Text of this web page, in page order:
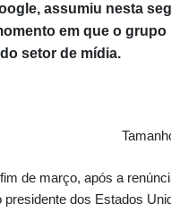
assumiu nesta
em que o
setor de mídia.
de março, após a
dos Estados